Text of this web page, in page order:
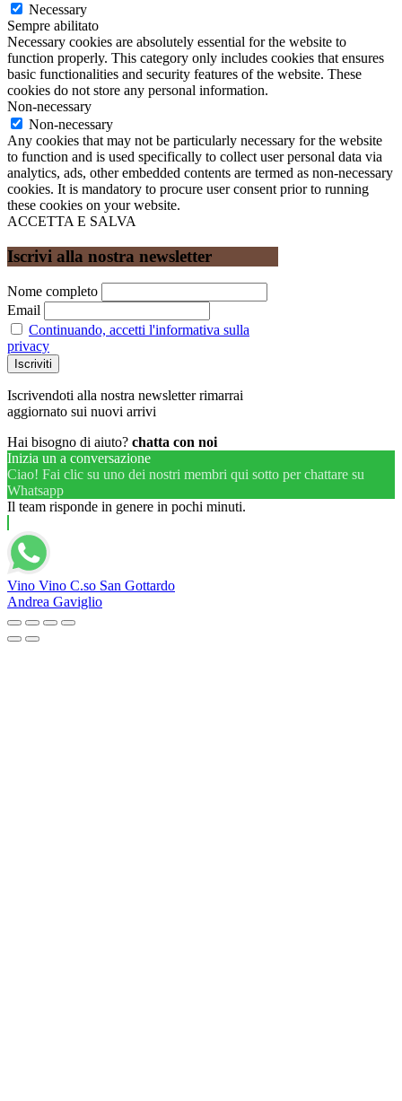
Necessary
Sempre abilitato
Necessary cookies are absolutely essential for the website to
function properly. This category only includes cookies that ensures
basic functionalities and security features of the website. These
cookies do not store any personal information.
Non-necessary
Non-necessary
Any cookies that may not be particularly necessary for the website
to function and is used specifically to collect user personal data via
analytics, ads, other embedded contents are termed as non-necessary
cookies. It is mandatory to procure user consent prior to running
these cookies on your website.
ACCETTA E SALVA
Iscrivi alla nostra newsletter
Nome completo
Email
Continuando, accetti l'informativa sulla
privacy
Iscrivendoti alla nostra newsletter rimarrai
aggiornato sui nuovi arrivi
Hai bisogno di aiuto? chatta con noi
Inizia un a conversazione
Ciao! Fai clic su uno dei nostri membri qui sotto per chattare su
Whatsapp
Il team risponde in genere in pochi minuti.
Vino Vino C.so San Gottardo
Andrea Gaviglio